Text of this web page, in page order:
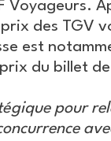
Voyageurs.
des TGV
est
du billet
pour